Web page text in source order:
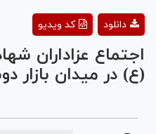
کد ویدیو دانلود
اجتماع عزاداران
(ع) در میدان بازار